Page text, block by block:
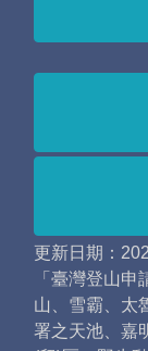
更新日期：
「臺灣登山
山、雪霸、太
署之天池、嘉